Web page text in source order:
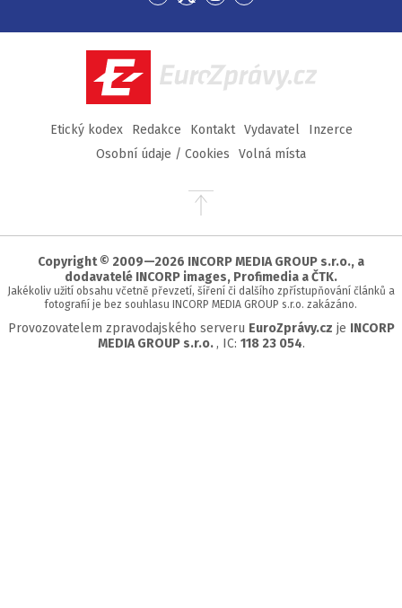
Facebook
TwitterInstagram
YouTube
EuroZprávy.cz
Etický kodex Redakce Kontakt Vydavatel
Inzerce
Osobní údaje / Cookies
Volná místa
Přejít
stránky
Copyright © 2009—2026 INCORP MEDIA GROUP s.r.o., a
dodavatelé INCORP images, Profimedia a ČTK.
Jakékoliv užití obsahu včetně převzetí, šíření či dalšího zpřístupňování článků a
fotografií je bez souhlasu INCORP MEDIA GROUP s.r.o. zakázáno.
Provozovatelem zpravodajského serveru EuroZprávy.cz je INCORP
MEDIA GROUP s.r.o. , IC: 118 23 054.